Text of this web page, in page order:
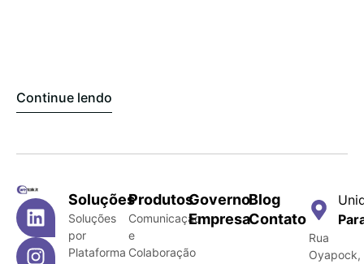
Continue lendo
Soluções
Soluções
por
Plataforma
Produtos
Comunicação
e
Colaboração
Governo
Empresa
Blog
Contato
Rua
Oyapock,